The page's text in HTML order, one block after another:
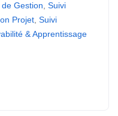
Gestion, Suivi
Projet, Suivi
& Apprentissage